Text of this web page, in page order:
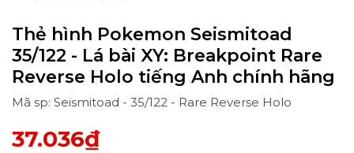
Thẻ hình Pokemon Seismitoad
35/122 - Lá bài XY: Breakpoint Rare
Reverse Holo tiếng Anh chính hãng
Mã sp: Seismitoad - 35/122 - Rare Reverse Holo
37.036₫